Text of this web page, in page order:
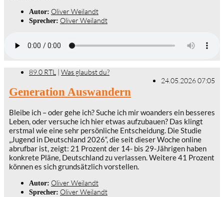
Autor: Oliver Weilandt
Sprecher: Oliver Weilandt
89.0 RTL | Was glaubst du?
24.05.2026 07:05
Generation Auswandern
Bleibe ich – oder gehe ich? Suche ich mir woanders ein besseres
Leben, oder versuche ich hier etwas aufzubauen? Das klingt
erstmal wie eine sehr persönliche Entscheidung. Die Studie
„Jugend in Deutschland 2026“, die seit dieser Woche online
abrufbar ist, zeigt: 21 Prozent der 14- bis 29-Jährigen haben
konkrete Pläne, Deutschland zu verlassen. Weitere 41 Prozent
können es sich grundsätzlich vorstellen.
Autor: Oliver Weilandt
Sprecher: Oliver Weilandt